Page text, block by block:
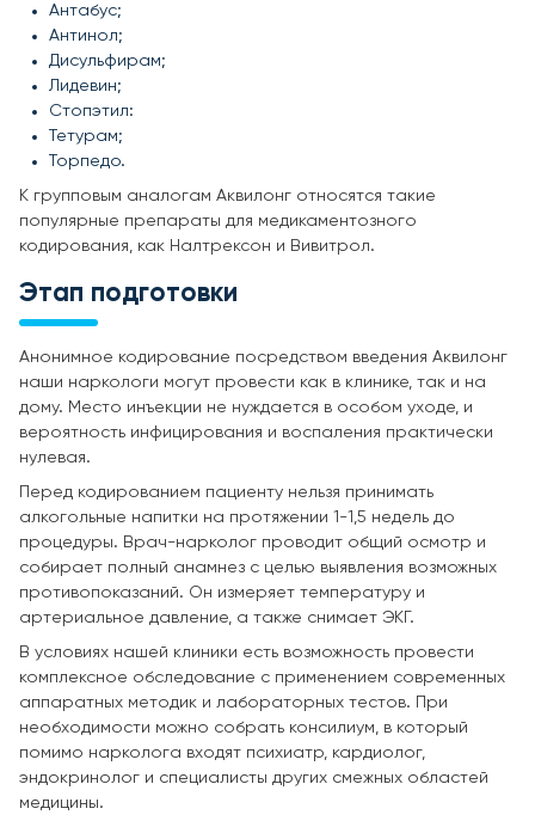
Антабус;
Антинол;
Дисульфирам;
Лидевин;
Стопэтил:
Тетурам;
Торпедо.
К групповым аналогам Аквилонг относятся такие
популярные препараты для медикаментозного
кодирования, как Налтрексон и Вивитрол.
Этап подготовки
Анонимное кодирование посредством введения Аквилонг
наши наркологи могут провести как в клинике, так и на
дому. Место инъекции не нуждается в особом уходе, и
вероятность инфицирования и воспаления практически
нулевая.
Перед кодированием пациенту нельзя принимать
алкогольные напитки на протяжении 1-1,5 недель до
процедуры. Врач-нарколог проводит общий осмотр и
собирает полный анамнез с целью выявления возможных
противопоказаний. Он измеряет температуру и
артериальное давление, а также снимает ЭКГ.
В условиях нашей клиники есть возможность провести
комплексное обследование с применением современных
аппаратных методик и лабораторных тестов. При
необходимости можно собрать консилиум, в который
помимо нарколога входят психиатр, кардиолог,
эндокринолог и специалисты других смежных областей
медицины.